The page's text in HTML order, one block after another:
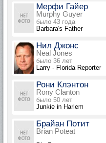
Мерфи Гайер
Murphy Guyer
было 43 года
Barbara's Father
Нил Джонс
Neal Jones
было 36 лет
Larry - Florida Reporter
Рони Клэнтон
Rony Clanton
было 50 лет
Junkie in Harlem
Брайан Потит
Brian Poteat